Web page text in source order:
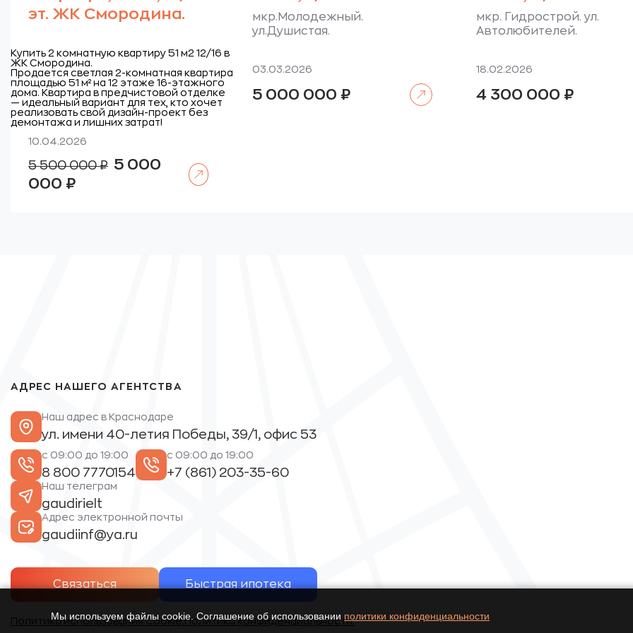
эт. ЖК Смородина.
Купить 2 комнатную квартиру 51 м2 12/16 в
ЖК Смородина.
Продается светлая 2-комнатная квартира
площадью 51 м² на 12 этаже 16-этажного
дома. Квартира в предчистовой отделке
— идеальный вариант для тех, кто хочет
реализовать свой дизайн-проект без
демонтажа и лишних затрат!
10.04.2026
5 500 000₽
Первоначальная
цена
5 000
000 ₽Текущая
мкр.Молодежный.
ул.Душистая.
03.03.2026
5 000 000 ₽
мкр. Гидрострой. ул.
Автолюбителей.
18.02.2026
4 300 000 ₽
АДРЕС НАШЕГО АГЕНТСТВА
Наш адрес в Краснодаре
ул. имени 40-летия Победы, 39/1, офис 53
с 09:00 до 19:00
8 800 7770154
с 09:00 до 19:00
+7 (861) 203-35-60
Наш телеграм
gaudirielt
Адрес электронной почты
gaudiinf@ya.ru
Связаться Быстрая ипотека
Политика использования Cookie.Политика конфиденциальности.
Мы используем файлы cookie. Соглашение об использовании политики конфиденциальности